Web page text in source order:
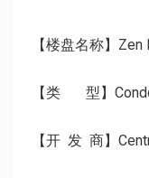
【楼盘名称】 Zen
【类 型】
【开 发 商】